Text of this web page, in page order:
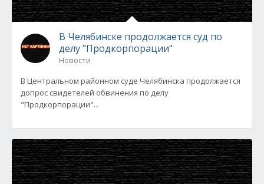
В Челябинске продолжается суд по
делу "Продкорпорации"
Новости
В Центральном районном суде Челябинска продолжается
допрос свидетелей обвинения по делу
"Продкорпорации"...